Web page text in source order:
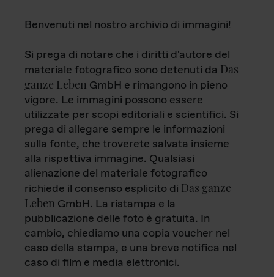
Benvenuti nel nostro archivio di immagini!
Si prega di notare che i diritti d'autore del
materiale fotografico sono detenuti da Das
ganze Leben GmbH e rimangono in pieno
vigore. Le immagini possono essere
utilizzate per scopi editoriali e scientifici. Si
prega di allegare sempre le informazioni
sulla fonte, che troverete salvata insieme
alla rispettiva immagine. Qualsiasi
alienazione del materiale fotografico
richiede il consenso esplicito di Das ganze
Leben GmbH. La ristampa e la
pubblicazione delle foto è gratuita. In
cambio, chiediamo una copia voucher nel
caso della stampa, e una breve notifica nel
caso di film e media elettronici.